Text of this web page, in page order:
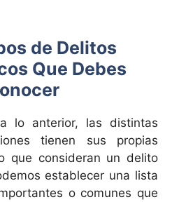
de Delitos
Que Debes
lo anterior, las distintas
tienen sus propias
que consideran un delito
establecer una lista
o comunes que